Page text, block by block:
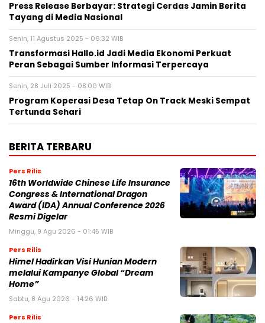
Press Release Berbayar: Strategi Cerdas Jamin Berita
Tayang di Media Nasional
Senin, 11 Agustus 2025 - 06:32 WIB
Transformasi Hallo.id Jadi Media Ekonomi Perkuat
Peran Sebagai Sumber Informasi Terpercaya
Senin, 28 Juli 2025 - 08:00 WIB
Program Koperasi Desa Tetap On Track Meski Sempat
Tertunda Sehari
BERITA TERBARU
Pers Rilis
16th Worldwide Chinese Life Insurance
Congress & International Dragon
Award (IDA) Annual Conference 2026
Resmi Digelar
Minggu, 9 Agu 2026 - 01:45 WIB
Pers Rilis
Himel Hadirkan Visi Hunian Modern
melalui Kampanye Global “Dream
Home”
Sabtu, 8 Agu 2026 - 14:26 WIB
Pers Rilis